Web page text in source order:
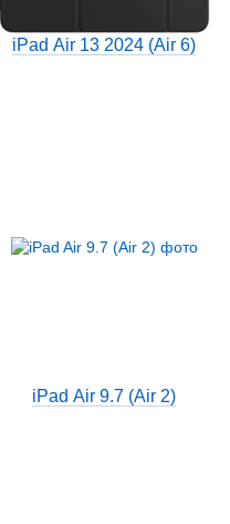
iPad Air 13 2024 (Air 6)
iPad Air 9.7 (Air 2)